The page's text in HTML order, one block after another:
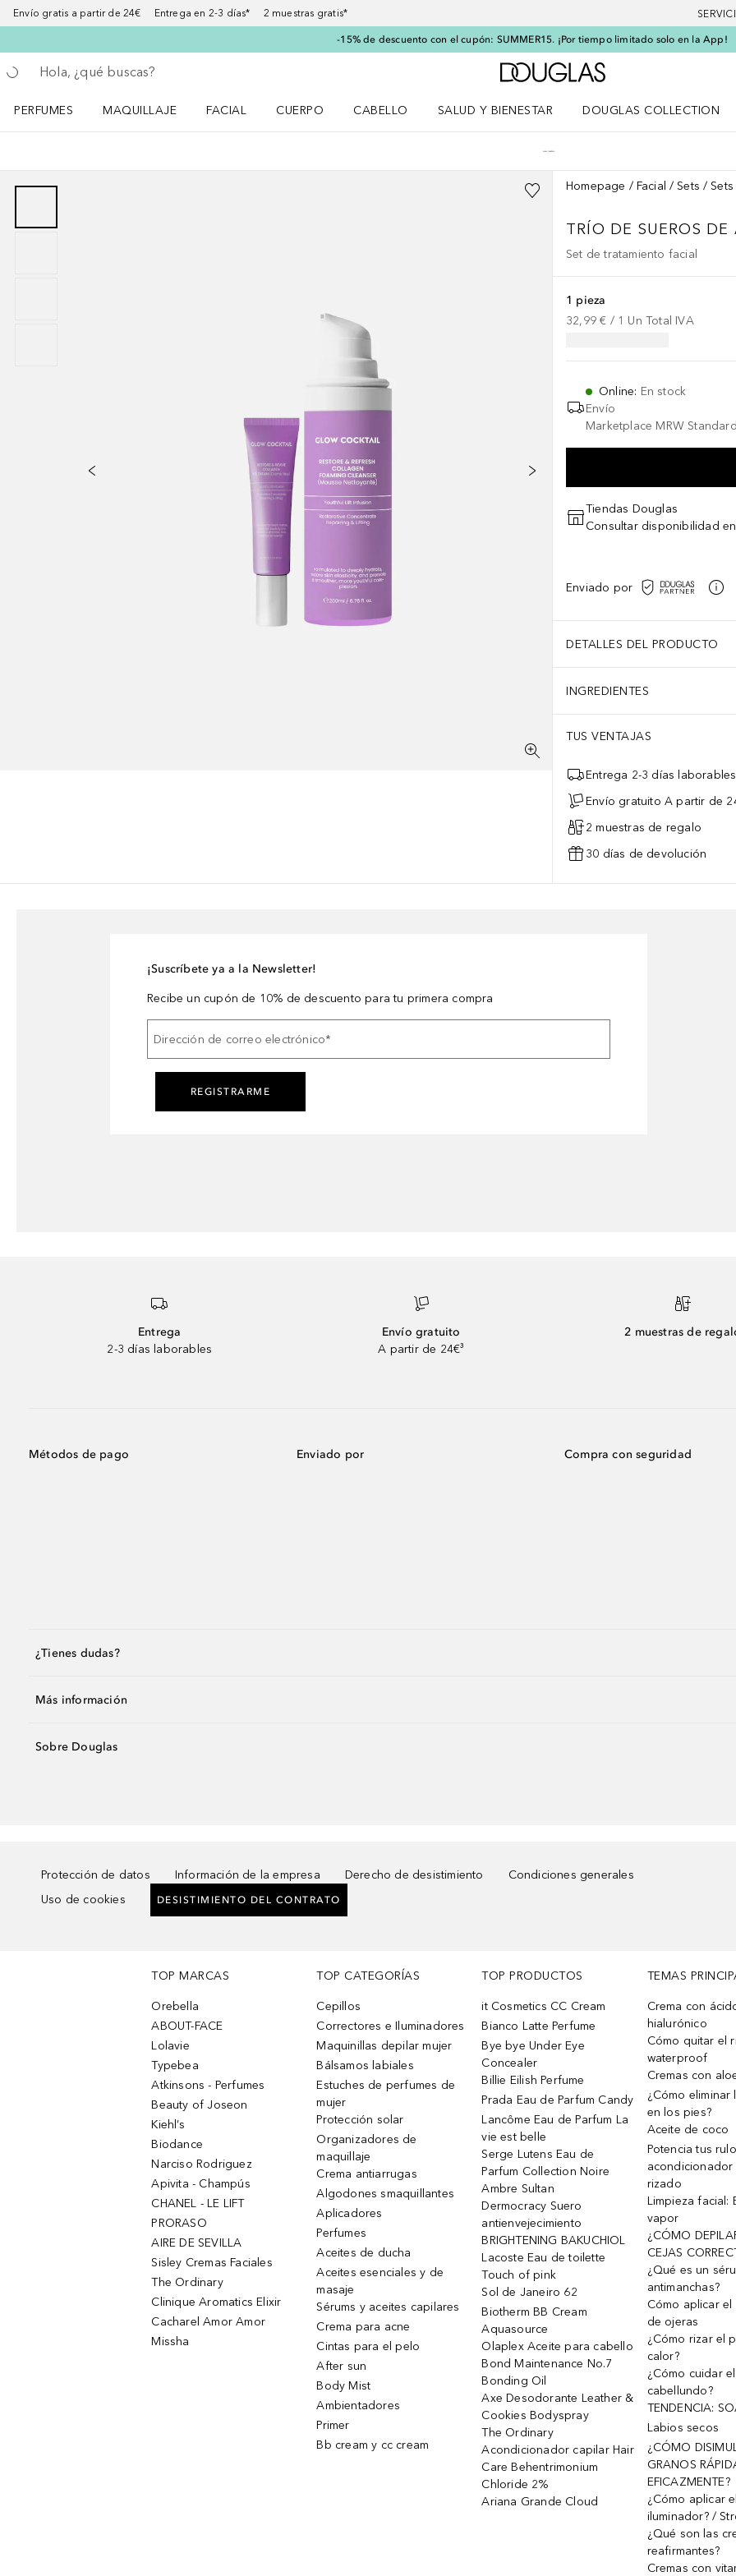
Envío gratis a partir de 24€ Entrega en 2-3 días* 2 muestras gratis*
-15% de descuento con el cupón: SUMMER15. ¡Por tiempo limitado solo en la App!
Regresar
Ejecutar búsqueda
A Douglas Home
PERFUMES
MAQUILLAJE
FACIAL
CUERPO
CABELLO
SALUD Y BIENESTAR
DOUGLAS COLLECTION
Homepage Facial Sets
TRÍO DE SUEROS
Set de tratamiento facial
1 pieza
32,99 € / 1 Un Total IVA
Online: En stock
Envío
Marketplace MRW
Tiendas Douglas
Consultar disponibilidad
Enviado por
DETALLES DEL PRODUCTO
INGREDIENTES
TUS VENTAJAS
Entrega 2-3 días laborables
Envío gratuito A partir de
2 muestras de regalo
30 días de devolución
¡Suscríbete ya a la Newsletter!
Recibe un cupón de 10% de descuento para tu primera compra
Dirección de correo electrónico*
REGISTRARME
Entrega
2-3 días laborables
Envío gratuito
A partir de 24€³
2 muestras de
Métodos de pago Enviado por Compra con seguridad
¿Tienes dudas?
Más información
Sobre Douglas
Protección de datos Información de la empresa Derecho de desistimiento
Condiciones generales
Uso de cookies
DESISTIMIENTO DEL CONTRATO
TOP MARCAS
Orebella
ABOUT-FACE
Lolavie
Typebea
Atkinsons - Perfumes
Beauty of Joseon
Kiehl’s
Biodance
Narciso Rodriguez
Apivita - Champús
CHANEL - LE LIFT
PRORASO
AIRE DE SEVILLA
Sisley Cremas Faciales
The Ordinary
Clinique Aromatics Elixir
Cacharel Amor Amor
Missha
TOP CATEGORÍAS
Cepillos
Correctores e Iluminadores
Maquinillas depilar mujer
Bálsamos labiales
Estuches de perfumes de
mujer
Protección solar
Organizadores de
maquillaje
Crema antiarrugas
Algodones smaquillantes
Aplicadores
Perfumes
Aceites de ducha
Aceites esenciales y de
masaje
Sérums y aceites capilares
Crema para acne
Cintas para el pelo
After sun
Body Mist
Ambientadores
Primer
Bb cream y cc cream
TOP PRODUCTOS
it Cosmetics CC Cream
Bianco Latte Perfume
Bye bye Under Eye
Concealer
Billie Eilish Perfume
Prada Eau de Parfum Candy
Lancôme Eau de Parfum La
vie est belle
Serge Lutens Eau de
Parfum Collection Noire
Ambre Sultan
Dermocracy Suero
antienvejecimiento
BRIGHTENING BAKUCHIOL
Lacoste Eau de toilette
Touch of pink
Sol de Janeiro 62
Biotherm BB Cream
Aquasource
Olaplex Aceite para cabello
Bond Maintenance No.7
Bonding Oil
Axe Desodorante Leather &
Cookies Bodyspray
The Ordinary
Acondicionador capilar Hair
Care Behentrimonium
Chloride 2%
Ariana Grande Cloud
TEMAS
Crema con
hialurónico
Cómo quitar el
waterproof
Cremas con
¿Cómo eliminar
en los pies?
Aceite de coco
Potencia tus
rizado
Limpieza facial:
vapor
¿CÓMO
CEJAS
¿Qué es un
antimanchas?
Cómo aplicar
de ojeras
¿Cómo rizar el
calor?
¿Cómo cuidar
cabellundo?
TENDENCIA:
Labios secos
¿CÓMO
GRANOS
EFICAZMENTE?
¿Cómo aplicar el
iluminador? /
¿Qué son las
reafirmantes?
Cremas con